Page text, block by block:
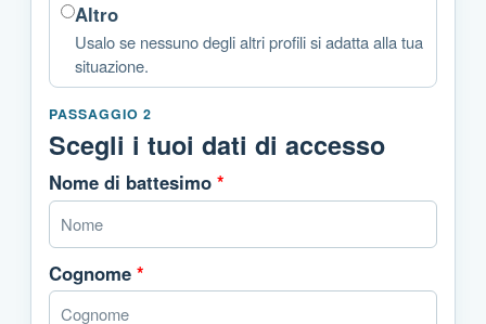
Altro
Usalo se nessuno degli altri profili si adatta alla tua
situazione.
PASSAGGIO 2
Scegli i tuoi dati di accesso
Nome di battesimo *
Cognome *